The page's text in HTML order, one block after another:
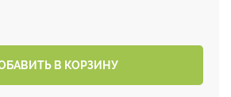
В КОРЗИНУ